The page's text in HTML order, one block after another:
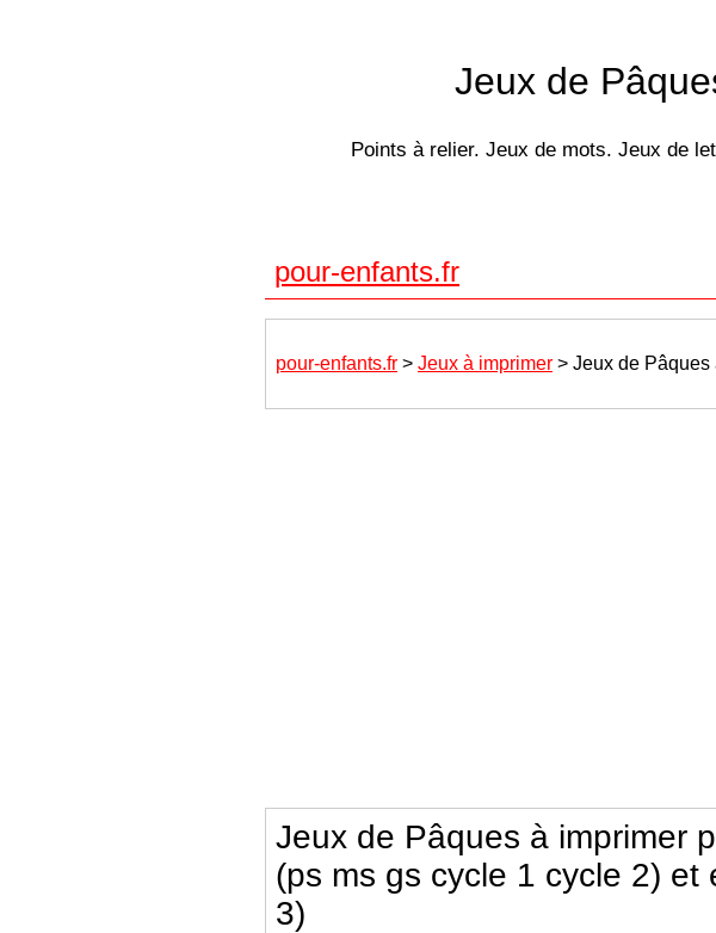
Jeux de
Points à relier. Jeux de mots. Jeux de
pour-enfants.fr
pour-enfants.fr > Jeux à imprimer > Jeux de Pâques
Jeux de Pâques à imprimer
(ps ms gs cycle 1 cycle 2)
3)